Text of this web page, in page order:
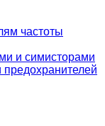
частоты
и симисторами